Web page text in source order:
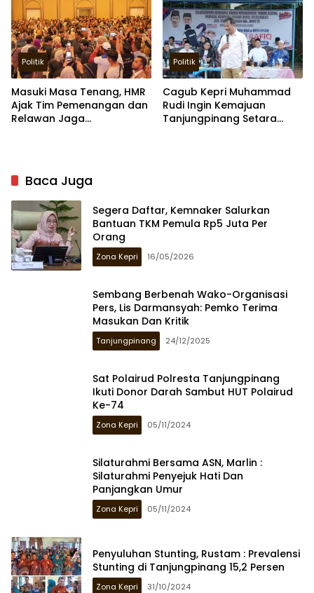
Politik
Masuki Masa Tenang, HMR
Ajak Tim Pemenangan dan
Relawan Jaga
Politik
Cagub Kepri Muhammad
Rudi Ingin Kemajuan
Tanjungpinang Setara
Baca Juga
Segera Daftar, Kemnaker Salurkan
Bantuan TKM Pemula Rp5 Juta Per
Orang
Zona Kepri 16/05/2026
Sembang Berbenah Wako-Organisasi
Pers, Lis Darmansyah: Pemko Terima
Masukan Dan Kritik
Tanjungpinang 24/12/2025
Sat Polairud Polresta Tanjungpinang
Ikuti Donor Darah Sambut HUT Polairud
Ke-74
Zona Kepri 05/11/2024
Silaturahmi Bersama ASN, Marlin :
Silaturahmi Penyejuk Hati Dan
Panjangkan Umur
Zona Kepri 05/11/2024
Penyuluhan Stunting, Rustam : Prevalensi
Stunting di Tanjungpinang 15,2 Persen
Zona Kepri 31/10/2024